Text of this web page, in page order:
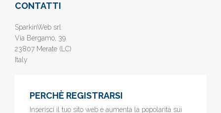
CONTATTI
SparkinWeb srl
Via Bergamo, 39
23807 Merate (LC)
Italy
PERCHÈ REGISTRARSI
Inserisci il tuo sito web e aumenta la popolarità sui